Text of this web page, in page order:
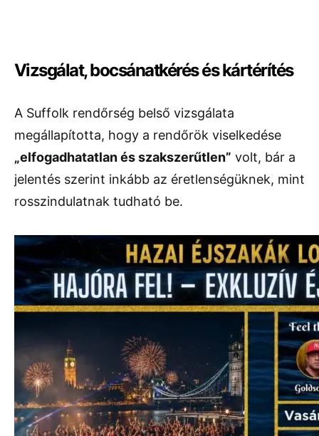
Vizsgálat, bocsánatkérés és kártérítés
A Suffolk rendőrség belső vizsgálata
megállapította, hogy a rendőrök viselkedése
„elfogadhatatlan és szakszerűtlen” volt, bár a
jelentés szerint inkább az éretlenségüknek, mint
rosszindulatnak tudható be.